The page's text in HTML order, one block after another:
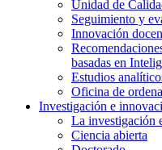
Unidad de
Seguimiento y
Innovación
basadas en
Estudios
Oficina de
Investigación e
La investigación
Ciencia abierta